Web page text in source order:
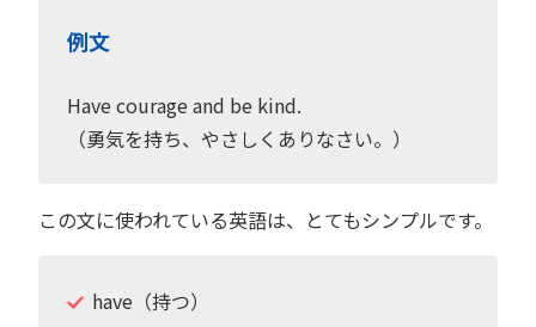
例文
Have courage and be kind.
（勇気を持ち、やさしくありなさい。）
この文に使われている英語は、とてもシンプルです。
have（持つ）